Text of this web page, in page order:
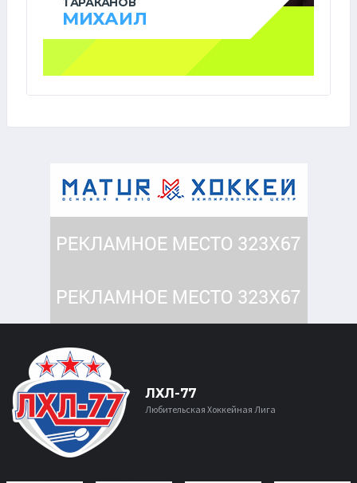
МИХАИЛ
ЛХЛ-77
Любительская Хоккейная Лига